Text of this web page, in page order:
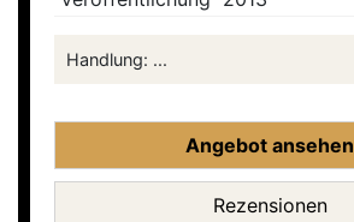
Handlung: ...
Angebot ansehen
Rezensionen